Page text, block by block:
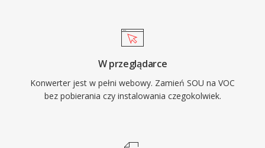
W przeglądarce
Konwerter jest w pełni webowy. Zamień SOU na VOC
bez pobierania czy instalowania czegokolwiek.